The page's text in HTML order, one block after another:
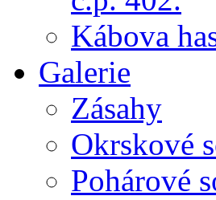
Kábova
Galerie
Zásahy
Okrskové
Pohárové